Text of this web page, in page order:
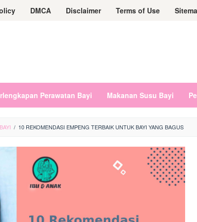
DMCA Disclaimer Terms of Use
Perawatan Bayi Makanan Susu Bayi
/ 10 REKOMENDASI EMPENG TERBAIK UNTUK BAYI YANG BAGUS